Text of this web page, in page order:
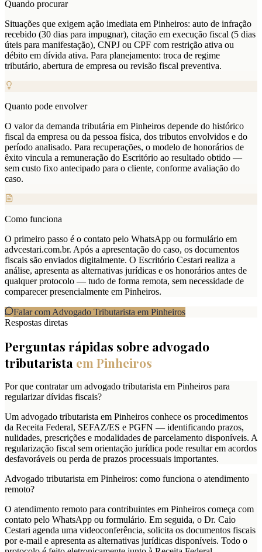
Quando procurar
Situações que exigem ação imediata em Pinheiros: auto de infração
recebido (30 dias para impugnar), citação em execução fiscal (5 dias
úteis para manifestação), CNPJ ou CPF com restrição ativa ou
débito em dívida ativa. Para planejamento: troca de regime
tributário, abertura de empresa ou revisão fiscal preventiva.
Quanto pode envolver
O valor da demanda tributária em Pinheiros depende do histórico
fiscal da empresa ou da pessoa física, dos tributos envolvidos e do
período analisado. Para recuperações, o modelo de honorários de
êxito vincula a remuneração do Escritório ao resultado obtido —
sem custo fixo antecipado para o cliente, conforme avaliação do
caso.
Como funciona
O primeiro passo é o contato pelo WhatsApp ou formulário em
advcestari.com.br. Após a apresentação do caso, os documentos
fiscais são enviados digitalmente. O Escritório Cestari realiza a
análise, apresenta as alternativas jurídicas e os honorários antes de
qualquer protocolo — tudo de forma remota, sem necessidade de
comparecer presencialmente em Pinheiros.
Falar com Advogado Tributarista em Pinheiros
Respostas diretas
Perguntas rápidas sobre advogado
tributarista em Pinheiros
Por que contratar um advogado tributarista em Pinheiros para
regularizar dívidas fiscais?
Um advogado tributarista em Pinheiros conhece os procedimentos
da Receita Federal, SEFAZ/ES e PGFN — identificando prazos,
nulidades, prescrições e modalidades de parcelamento disponíveis. A
regularização fiscal sem orientação jurídica pode resultar em acordos
desfavoráveis ou perda de prazos processuais importantes.
Advogado tributarista em Pinheiros: como funciona o atendimento
remoto?
O atendimento remoto para contribuintes em Pinheiros começa com
contato pelo WhatsApp ou formulário. Em seguida, o Dr. Caio
Cestari agenda uma videoconferência, solicita os documentos fiscais
por e-mail e apresenta as alternativas jurídicas disponíveis. Todo o